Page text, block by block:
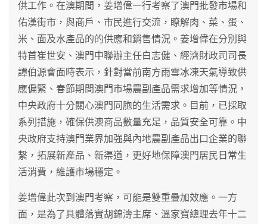
供工作。在澳期間，姜增偉一行考察了澳門批發市場和
佑漢街市，與商戶、市民進行交流，瞭解肉、菜、蛋、
米、面及水產品的的供應和銷售情況。姜增偉在分別與
特首崔世安、澳門中聯辦主任白志健、經濟財政司司長
譚伯源會面時表示，針對當前南方雨雪冰凍天氣導致供
應偏緊、春節期間澳門市場農副產品需求增加等情況，
中央政府十分關心澳門同胞的生活需求。目前，已採取
系列措施，確保供澳商品數量充足，品質安全可靠。中
央政府支持澳門業界加強與內地農副產品出口企業的聯
繫，拓展新產品、新渠道，更好地保障澳門居民日常生
活消費，維護市場穩定。
姜增偉此次到澳門考察，可能是雙重疊加效應。一方
面，是為了具體落實胡錦濤主席、溫家寶總理去年十二